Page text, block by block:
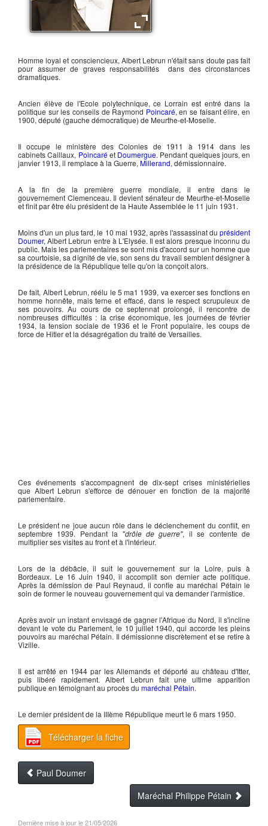
Homme loyal et consciencieux, Albert Lebrun n'était sans doute pas fait
pour assumer de graves responsabilités dans des circonstances
dramatiques.
Ancien élève de l'Ecole polytechnique, ce Lorrain est entré dans la
politique sur les conseils de Raymond Poincaré, en se faisant élire, en
1900, député (gauche démocratique) de Meurthe-et-Moselle.
Il occupe le ministère des Colonies de 1911 à 1914 dans les
cabinetsCaillaux, Poincaréet Doumergue. Pendant quelques jours, en
janvier 1913, il remplace à la Guerre, Millerand, démissionnaire.
A la fin de la première guerre mondiale, il entre dans le
gouvernement Clemenceau. Il devient sénateur de Meurthe-et-Moselle
et finit par être élu président de la Haute Assemblée le 11 juin 1931.
Moins d'un un plus tard, le 10 mai 1932, après l'assassinat du président
Doumer, Albert Lebrun entre à L'Elysée. Il est alors presque inconnu du
public. Mais les parlementaires se sont mis d'accord sur un homme que
sa courtoisie, sa dignité de vie, son sens du travail semblent désigner à
la présidence de la République telle qu'on la conçoit alors.
De fait, Albert Lebrun, réélu le 5 ma1 1939, va exercer ses fonctions en
homme honnête, mais terne et effacé, dans le respect scrupuleux de
ses pouvoirs. Au cours de ce septennat prolongé, il rencontre de
nombreuses difficultés : la crise économique, les journées de février
1934, la tension sociale de 1936 et le Front populaire, les coups de
force de Hitler et la désagrégation du traité de Versailles.
Ces événements s'accompagnent de dix-sept crises ministérielles
que Albert Lebrun s'efforce de dénouer en fonction de la majorité
parlementaire.
Le président ne joue aucun rôle dans le déclenchement du conflit, en
septembre 1939. Pendant la "drôle de guerre", il se contente de
multiplier ses visites au front et à l'intérieur.
Lors de la débâcle, il suit le gouvernement sur la Loire, puis à
Bordeaux. Le 16 Juin 1940, il accomplit son dernier acte politique.
Après la démission de Paul Reynaud, il confie aumaréchal Pétain le
soin de former le nouveau gouvernement qui va demanderl'armistice.
Après avoir un instant envisagé de gagner l'Afrique du Nord, il s'incline
devant le vote du Parlement, le 10 juillet 1940, qui accorde les pleins
pouvoirs au maréchal Pétain. Il démissionne discrètement et se retire à
Vizille.
Il est arrêté en 1944 par les Allemands et déporté au château d'Itter,
puis libéré rapidement.Albert Lebrun fait une ultime apparition
publique en témoignant au procès du maréchal Pétain.
Le dernier président de la IIIème République meurt le 6 mars 1950.
Télécharger la fiche
Paul Doumer
Maréchal Philippe Pétain
Dernière mise à jour le 21/05/2026